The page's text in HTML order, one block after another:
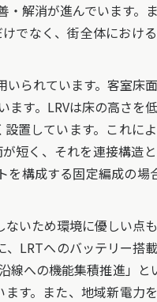
解消が進んでいます。
でなく、街全体におけ
られています。客室床
す。LRVは床の高さを
置しています。これに
短く、それを連接構造
を構成する固定編成の場
いため環境に優しい点
LRTへのバッテリー搭
線への機能集積推進」と
す。また、地域新電力